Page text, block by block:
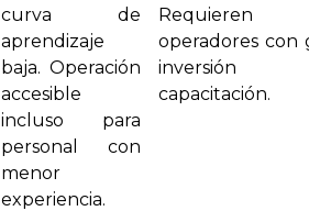
curva de
aprendizaje
baja. Operación
accesible
incluso para
personal con
menor
experiencia.
Requieren
operadores con
inversión
capacitación.